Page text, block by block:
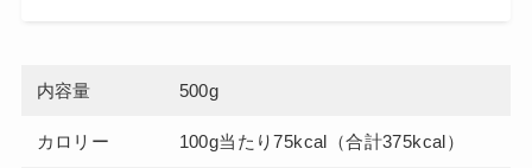
内容量 500g
カロリー 100g当たり75kcal（合計375kcal）